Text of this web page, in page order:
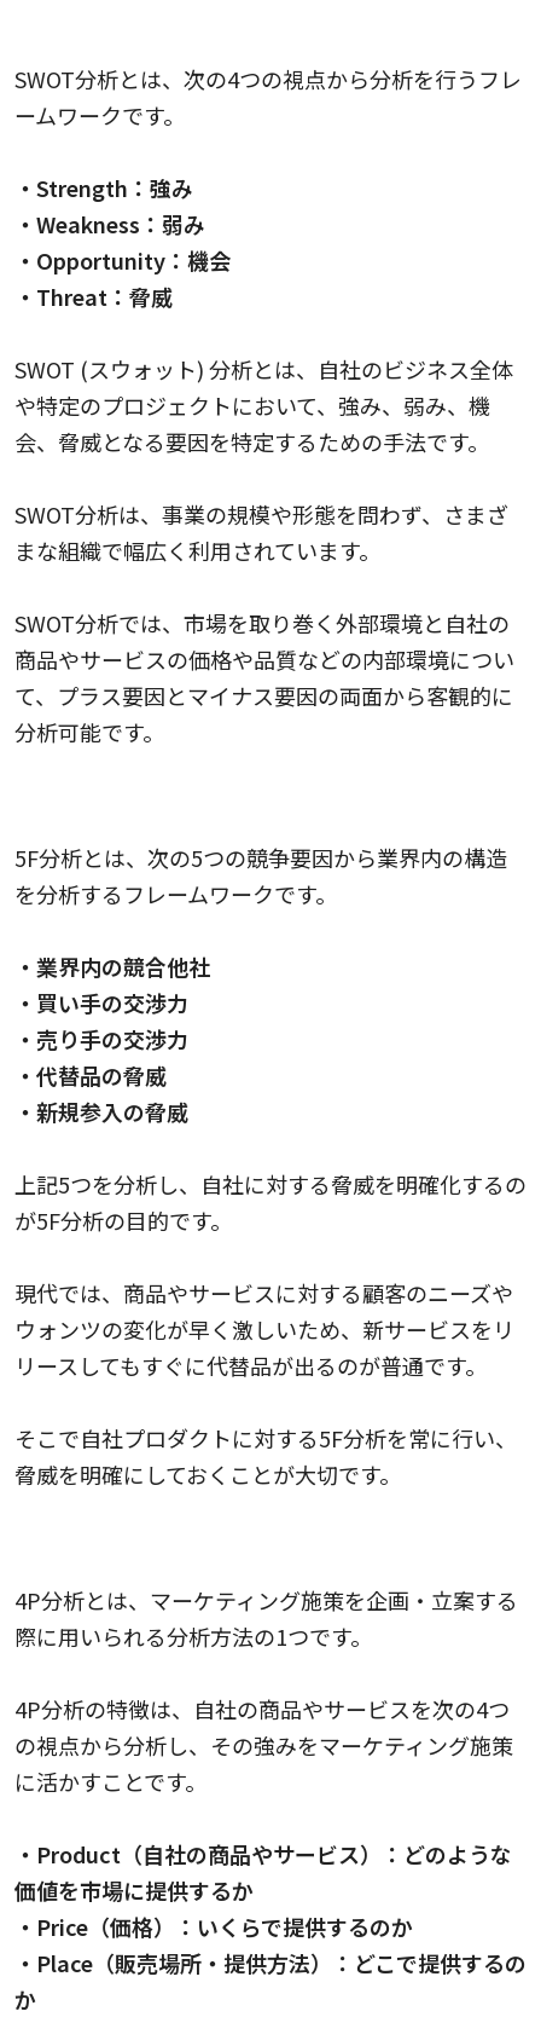
SWOT分析とは、次の4つの視点から分析を行うフレ
ームワークです。
・Strength：強み
・Weakness：弱み
・Opportunity：機会
・Threat：脅威
SWOT (スウォット) 分析とは、自社のビジネス全体
や特定のプロジェクトにおいて、強み、弱み、機
会、脅威となる要因を特定するための手法です。
SWOT分析は、事業の規模や形態を問わず、さまざ
まな組織で幅広く利用されています。
SWOT分析では、市場を取り巻く外部環境と自社の
商品やサービスの価格や品質などの内部環境につい
て、プラス要因とマイナス要因の両面から客観的に
分析可能です。
5F分析とは、次の5つの競争要因から業界内の構造
を分析するフレームワークです。
・業界内の競合他社
・買い手の交渉力
・売り手の交渉力
・代替品の脅威
・新規参入の脅威
上記5つを分析し、自社に対する脅威を明確化するの
が5F分析の目的です。
現代では、商品やサービスに対する顧客のニーズや
ウォンツの変化が早く激しいため、新サービスをリ
リースしてもすぐに代替品が出るのが普通です。
そこで自社プロダクトに対する5F分析を常に行い、
脅威を明確にしておくことが大切です。
4P分析とは、マーケティング施策を企画・立案する
際に用いられる分析方法の1つです。
4P分析の特徴は、自社の商品やサービスを次の4つ
の視点から分析し、その強みをマーケティング施策
に活かすことです。
・Product（自社の商品やサービス）：どのような
価値を市場に提供するか
・Price（価格）：いくらで提供するのか
・Place（販売場所・提供方法）：どこで提供するの
か